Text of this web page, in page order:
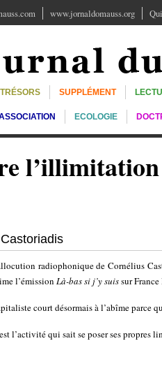
www.jornaldomauss.org
TRÉSORS SUPPLÉMENT
ECOLOGIE
l’illimitation
radiophonique de Cornélius
l’émission Là-bas si j’y suissur France
court désormais à l’abîme parce
l’activité qui sait se poser ses propres